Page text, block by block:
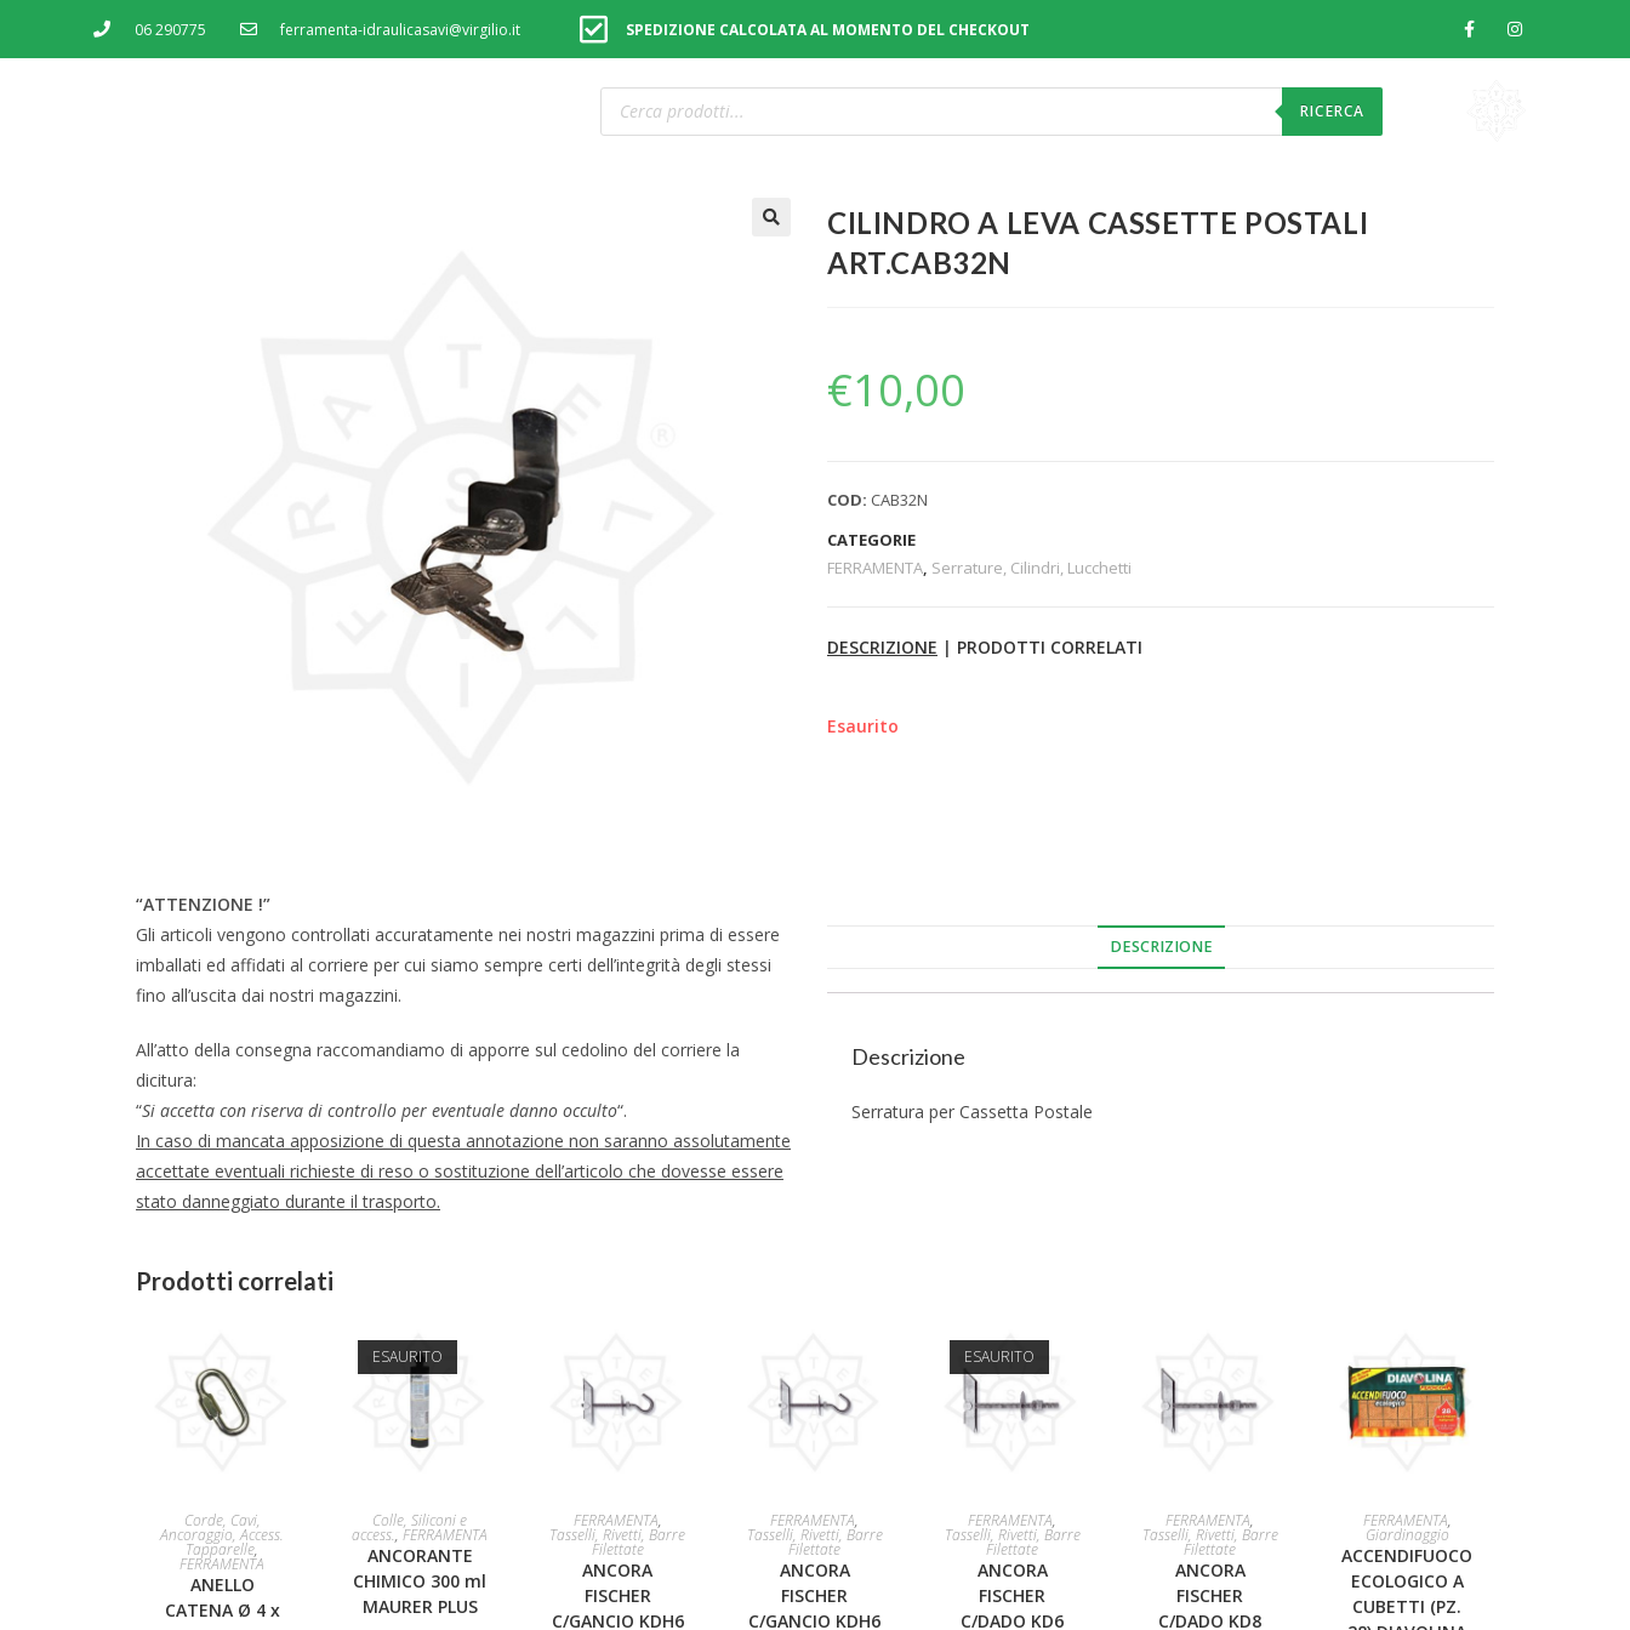
06 290775 ferramenta-idraulicasavi@virgilio.it SPEDIZIONE CALCOLATA AL MOMENTO DEL CHECKOUT
RICERCA
CILINDRO A LEVA CASSETTE POSTALI
ART.CAB32N
€10,00
COD: CAB32N
CATEGORIE
FERRAMENTA, Serrature, Cilindri, Lucchetti
DESCRIZIONE | PRODOTTI CORRELATI
Esaurito
“ATTENZIONE !”
Gli articoli vengono controllati accuratamente nei nostri magazzini prima di essere
imballati ed affidati al corriere per cui siamo sempre certi dell’integrità degli stessi
fino all’uscita dai nostri magazzini.
All’atto della consegna raccomandiamo di apporre sul cedolino del corriere la
dicitura:
“Si accetta con riserva di controllo per eventuale danno occulto“.
In caso di mancata apposizione di questa annotazione non saranno assolutamente
accettate eventuali richieste di reso o sostituzione dell’articolo che dovesse essere
stato danneggiato durante il trasporto.
DESCRIZIONE
Descrizione
Serratura per Cassetta Postale
Prodotti correlati
AGGIUNGI AL
CARRELLO
Corde, Cavi,
Ancoraggio, Access.
Tapparelle,
FERRAMENTA
ANELLO
CATENA Ø 4 x
ESAURITO
LEGGI TUTTO
Colle, Siliconi e
access.,FERRAMENTA
ANCORANTE
CHIMICO 300 ml
MAURER PLUS
AGGIUNGI AL
CARRELLO
FERRAMENTA,
Tasselli, Rivetti, Barre
Filettate
ANCORA
FISCHER
C/GANCIO KDH6
AGGIUNGI AL
CARRELLO
FERRAMENTA,
Tasselli, Rivetti, Barre
Filettate
ANCORA
FISCHER
C/GANCIO KDH6
ESAURITO
LEGGI TUTTO
FERRAMENTA,
Tasselli, Rivetti, Barre
Filettate
ANCORA
FISCHER
C/DADO KD6
AGGIUNGI AL
CARRELLO
FERRAMENTA,
Tasselli, Rivetti, Barre
Filettate
ANCORA
FISCHER
C/DADO KD8
LEGGI TUTTO
FERRAMENTA,
Giardinaggio
ACCENDIFUOCO
ECOLOGICO A
CUBETTI (PZ.